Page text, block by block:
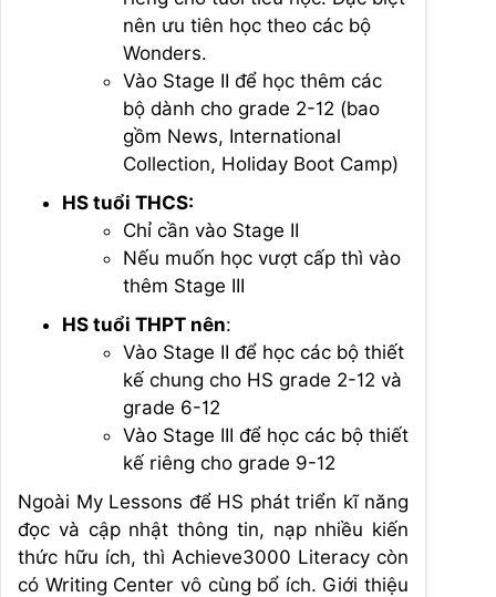
nên ưu tiên học theo các bộ
Wonders.
Vào Stage II để học thêm các
bộ dành cho grade 2-12 (bao
gồm News, International
Collection, Holiday Boot Camp)
HS tuổi THCS:
Chỉ cần vào Stage II
Nếu muốn học vượt cấp thì vào
thêm Stage III
HS tuổi THPT nên:
Vào Stage II để học các bộ thiết
kế chung cho HS grade 2-12 và
grade 6-12
Vào Stage III để học các bộ thiết
kế riêng cho grade 9-12
Ngoài My Lessons để HS phát triển kĩ năng
đọc và cập nhật thông tin, nạp nhiều kiến
thức hữu ích, thì Achieve3000 Literacy còn
có Writing Center vô cùng bổ ích. Giới thiệu